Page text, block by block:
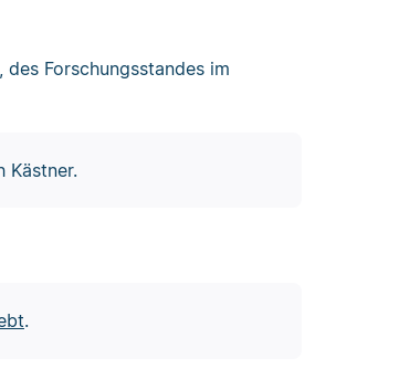
Forschungsstandes im
Kästner.
.